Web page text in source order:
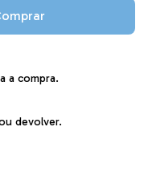
a compra.
devolver.